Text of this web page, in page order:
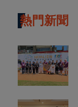
熱門新聞